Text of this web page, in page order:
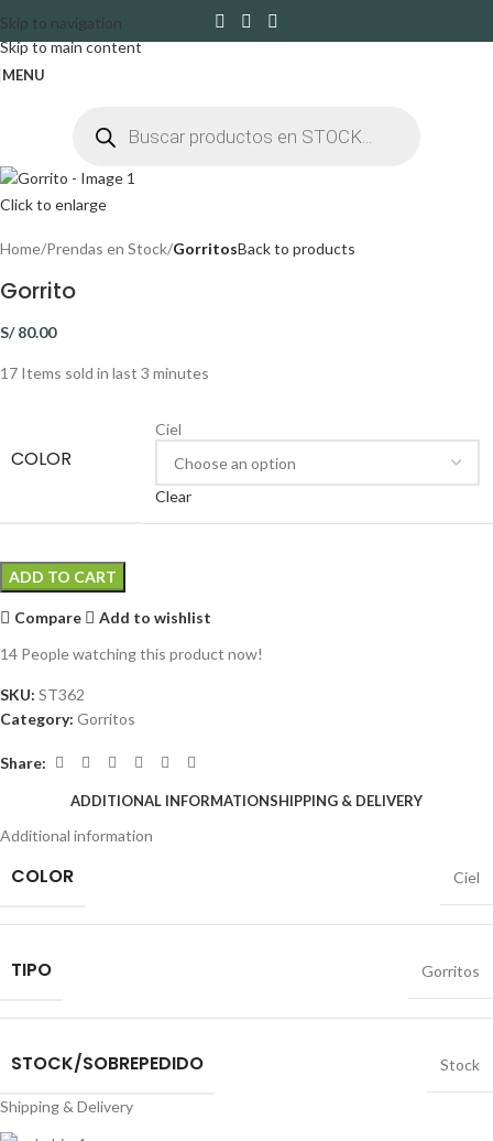
Skip to navigation
Skip to main content
MENU
Click to enlarge
Home Prendas en Stock GorritosBack to products
Gorrito
S/80.00
17 Items sold in last 3 minutes
COLOR
Ciel
Clear
ADD TO CART
Compare
Add to wishlist
14 People watching this product now!
SKU: ST362
Category: Gorritos
Share:
ADDITIONAL INFORMATIONSHIPPING & DELIVERY
Additional information
COLOR Ciel
TIPO Gorritos
STOCK/SOBREPEDIDO Stock
Shipping & Delivery